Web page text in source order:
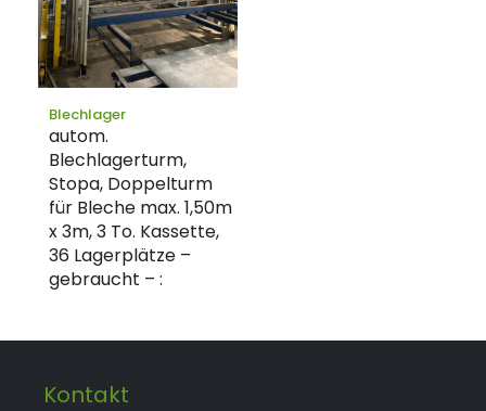
Blechlager
autom.
Blechlagerturm,
Stopa, Doppelturm
für Bleche max. 1,50m
x 3m, 3 To. Kassette,
36 Lagerplätze –
gebraucht – :
Kontakt